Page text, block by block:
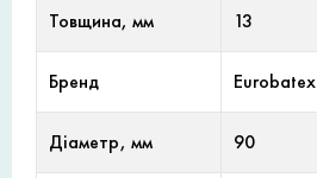
Товщина, мм 13
Бренд Eurobatex
Діаметр, мм 90